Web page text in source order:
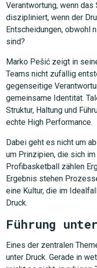
Verantwortung, wenn
diszipliniert, wenn der
Entscheidungen, obwohl
sind?
Marko Pešić zeigt in
Teams nicht zufällig
gegenseitige
gemeinsame Identität.
Struktur, Haltung und
echte High Performance.
Dabei geht es nicht um
um Prinzipien, die sich
Profibasketball zählen
Ergebnis stehen
eine Kultur, die im
Druck.
Führung
Eines der zentralen
unter Druck. Gerade in